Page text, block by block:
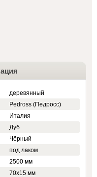
деревянный
Pedross (Педросс)
Италия
Дуб
Чёрный
под лаком
2500 мм
70x15 мм